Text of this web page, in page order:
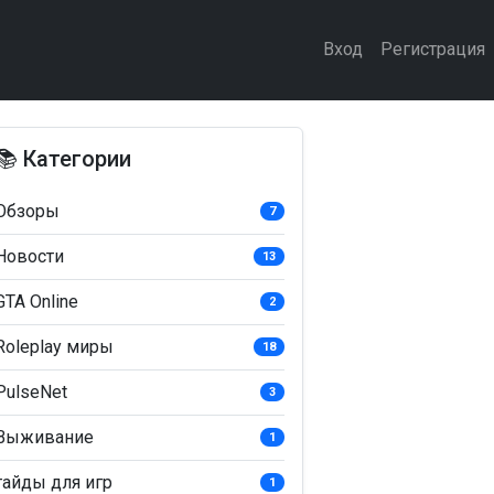
Вход Регистрация
Категории
7
13
Online 2
миры 18
3
1
для игр 1